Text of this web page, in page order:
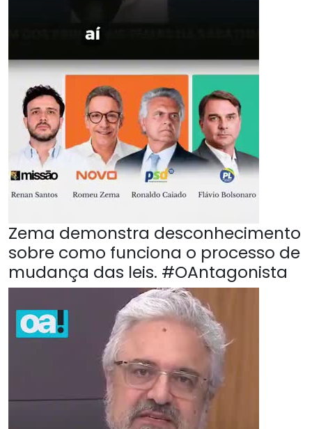
Zema demonstra desconhecimento
sobre como funciona o processo de
mudança das leis. #OAntagonista